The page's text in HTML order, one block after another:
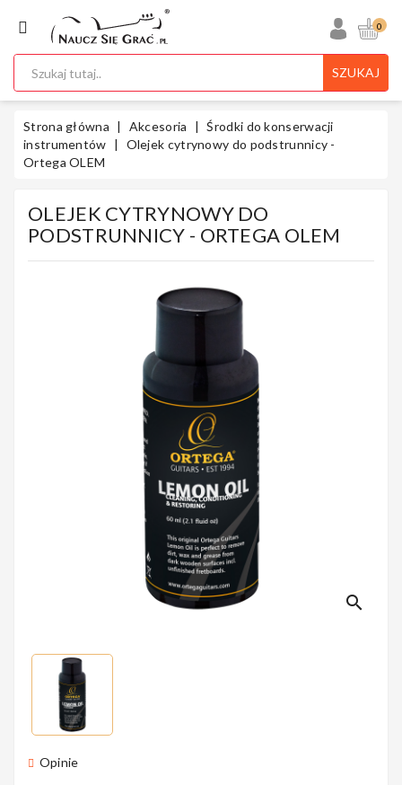
KATEGORIA
Ukulele
Instrumenty
Dla Dzieci
0
SZUKAJ
Strona główna Akcesoria
Środki do konserwacji
instrumentów
Olejek cytrynowy do podstrunnicy -
Ortega OLEM
OLEJEK CYTRYNOWY DO
PODSTRUNNICY - ORTEGA OLEM
search
Opinie